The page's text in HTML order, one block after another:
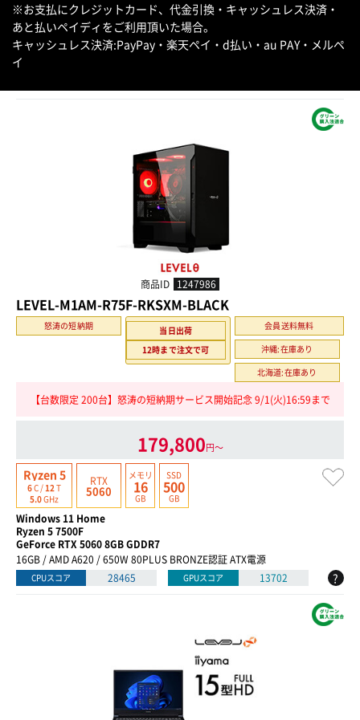
※お支払にクレジットカード、代金引換・キャッシュレス決済・
あと払いペイディをご利用頂いた場合。
キャッシュレス決済:PayPay・楽天ペイ・d払い・au PAY・メルペ
イ
商品ID 1247986
LEVEL-M1AM-R75F-RKSXM-BLACK
怒涛の短納期
当日出荷
12時まで注文で可
会員送料無料
沖縄:在庫あり
北海道:在庫あり
【台数限定 200台】怒涛の短納期サービス開始記念 9/1(火)16:59まで
179,800円〜
Ryzen 5
6C / 12 T
5.0GHz
RTX
5060
メモリ
16
GB
SSD
500
GB
Windows 11 Home
Ryzen 5 7500F
GeForce RTX 5060 8GB GDDR7
16GB / AMD A620 / 650W 80PLUS BRONZE認証 ATX電源
CPUスコア 28465 GPUスコア 13702 ?